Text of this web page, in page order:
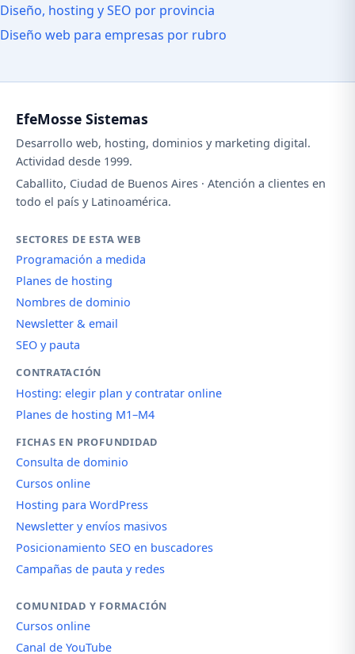
Diseño, hosting y SEO por provincia
Diseño web para empresas por rubro
EfeMosse Sistemas
Desarrollo web, hosting, dominios y marketing digital.
Actividad desde 1999.
Caballito, Ciudad de Buenos Aires · Atención a clientes en
todo el país y Latinoamérica.
SECTORES DE ESTA WEB
Programación a medida
Planes de hosting
Nombres de dominio
Newsletter & email
SEO y pauta
CONTRATACIÓN
Hosting: elegir plan y contratar online
Planes de hosting M1–M4
FICHAS EN PROFUNDIDAD
Consulta de dominio
Cursos online
Hosting para WordPress
Newsletter y envíos masivos
Posicionamiento SEO en buscadores
Campañas de pauta y redes
COMUNIDAD Y FORMACIÓN
Cursos online
Canal de YouTube